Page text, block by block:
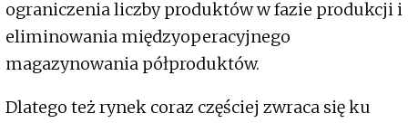
ograniczenia liczby produktów w fazie produkcji i
eliminowania międzyoperacyjnego
magazynowania półproduktów.
Dlatego też rynek coraz częściej zwraca się ku